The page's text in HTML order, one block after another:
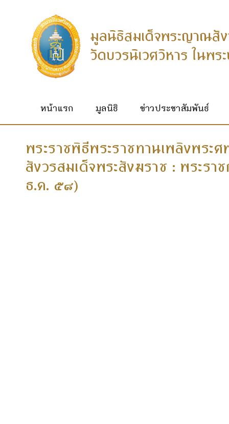
หน้าแรก มูลนิธิ ข่าวประชาสัมพันธ์
พระราชพิธีพระราชทานเพลิงพระ
สังวรสมเด็จพระสังฆราช : พระรา
ธ.ค. ๕๘)